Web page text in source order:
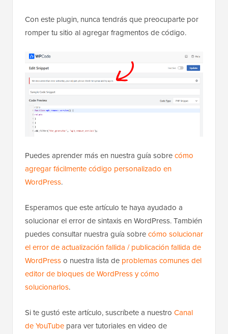
Con este plugin, nunca tendrás que preocuparte por
romper tu sitio al agregar fragmentos de código.
Puedes aprender más en nuestra guía sobrecómo
agregar fácilmente código personalizado en
WordPress.
Esperamos que este artículo te haya ayudado a
solucionar el error de sintaxis en WordPress. También
puedes consultar nuestra guía sobrecómo solucionar
el error de actualización fallida / publicación fallida de
WordPresso nuestra lista de problemas comunes del
editor de bloques de WordPress y cómo
solucionarlos.
Si te gustó este artículo, suscríbete a nuestro Canal
de YouTube para ver tutoriales en video de